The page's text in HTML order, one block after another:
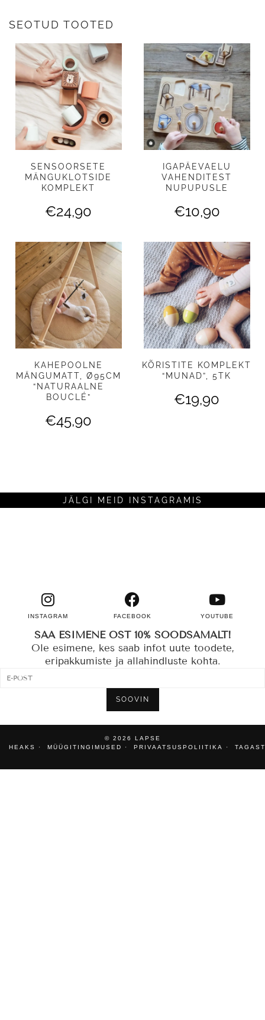
SEOTUD TOOTED
SENSOORSETE
MÄNGUKLOTSIDE
KOMPLEKT
€24,90
IGAPÄEVAELU
VAHENDITEST
NUPUPUSLE
€10,90
KAHEPOOLNE
MÄNGUMATT, Ø95CM
“NATURAALNE
BOUCLÉ”
€45,90
KÕRISTITE KOMPLEKT
“MUNAD”, 5TK
€19,90
JÄLGI MEID INSTAGRAMIS
INSTAGRAM FACEBOOK YOUTUBE
SAA ESIMENE OST 10% SOODSAMALT!
Ole esimene, kes saab infot uute toodete,
eripakkumiste ja allahindluste kohta.
SOOVIN
© 2026 LAPSE
HEAKS
MÜÜGITINGIMUSED PRIVAATSUSPOLIITIKA